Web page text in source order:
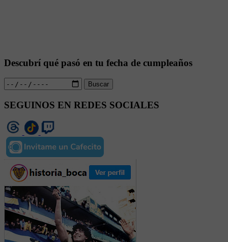
Descubrí qué pasó en tu fecha de cumpleaños
Buscar
SEGUINOS EN REDES SOCIALES